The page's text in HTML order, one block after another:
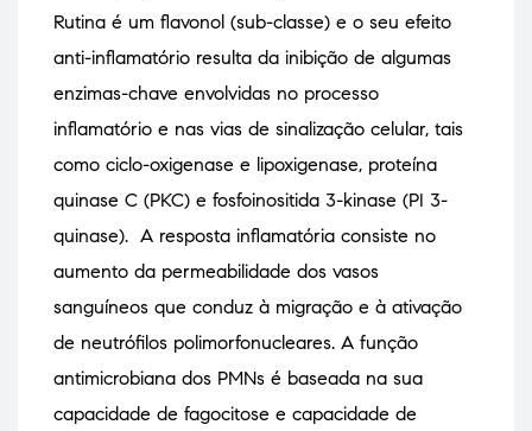
Rutina é um flavonol (sub-classe) e o seu efeito
anti-inflamatório resulta da inibição de algumas
enzimas-chave envolvidas no processo
inflamatório e nas vias de sinalização celular, tais
como ciclo-oxigenase e lipoxigenase, proteína
quinase C (PKC) e fosfoinositida 3-kinase (PI 3-
quinase). A resposta inflamatória consiste no
aumento da permeabilidade dos vasos
sanguíneos que conduz à migração e à ativação
de neutrófilos polimorfonucleares. A função
antimicrobiana dos PMNs é baseada na sua
capacidade de fagocitose e capacidade de